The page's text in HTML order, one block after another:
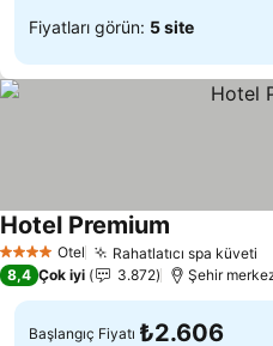
Fiyatları görün: 5 site
4 Yıldız Otel Rahatlatıcı spa küveti
Hotel Premium
8,4 Çok iyi 3.872 Şehir
Başlangıç Fiyatı ₺2.606